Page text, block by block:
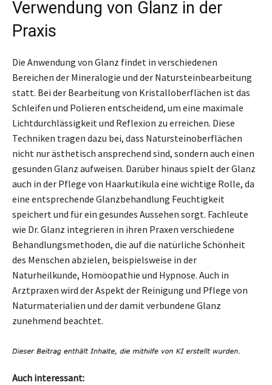
Verwendung von Glanz in der
Praxis
Die Anwendung von Glanz findet in verschiedenen
Bereichen der Mineralogie und der Natursteinbearbeitung
statt. Bei der Bearbeitung von Kristalloberflächen ist das
Schleifen und Polieren entscheidend, um eine maximale
Lichtdurchlässigkeit und Reflexion zu erreichen. Diese
Techniken tragen dazu bei, dass Natursteinoberflächen
nicht nur ästhetisch ansprechend sind, sondern auch einen
gesunden Glanz aufweisen. Darüber hinaus spielt der Glanz
auch in der Pflege von Haarkutikula eine wichtige Rolle, da
eine entsprechende Glanzbehandlung Feuchtigkeit
speichert und für ein gesundes Aussehen sorgt. Fachleute
wie Dr. Glanz integrieren in ihren Praxen verschiedene
Behandlungsmethoden, die auf die natürliche Schönheit
des Menschen abzielen, beispielsweise in der
Naturheilkunde, Homöopathie und Hypnose. Auch in
Arztpraxen wird der Aspekt der Reinigung und Pflege von
Naturmaterialien und der damit verbundene Glanz
zunehmend beachtet.
Auch interessant: